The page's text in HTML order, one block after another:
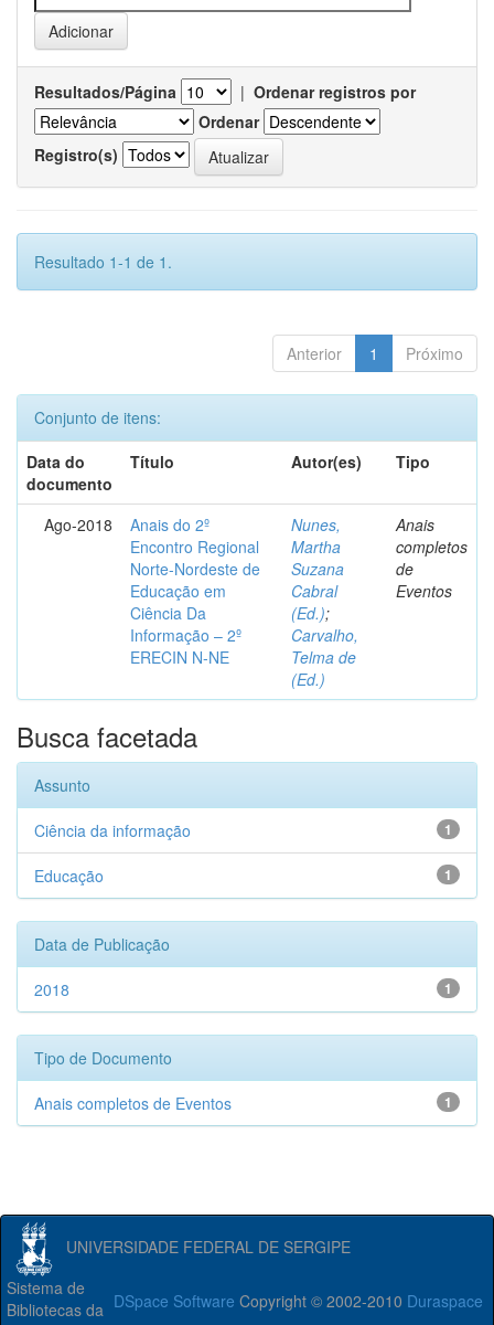
Resultados/Página | Ordenar registros por
Ordenar
Registro(s)
Resultado 1-1 de 1.
Anterior 1 Próximo
Conjunto de itens:
Data do
documento
Título Autor(es) Tipo
Ago-2018
Anais do 2º
Encontro Regional
Norte-Nordeste de
Educação em
Ciência Da
Informação – 2º
ERECIN N-NE
Nunes,
Martha
Suzana
Cabral
(Ed.);
Carvalho,
Telma de
(Ed.)
Anais
completos
de
Eventos
Busca facetada
Assunto
1
Ciência da informação
1
Educação
Data de Publicação
1
2018
Tipo de Documento
1
Anais completos de Eventos
UNIVERSIDADE FEDERAL DE SERGIPE
DSpace Software Copyright © 2002-2010 Duraspace
Sistema de
Bibliotecas da